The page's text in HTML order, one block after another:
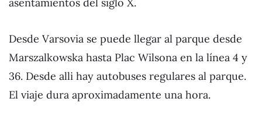
asentamientos del siglo X.
Desde Varsovia se puede llegar al parque desde
Marszalkowska hasta Plac Wilsona en la línea 4 y
36. Desde alli hay autobuses regulares al parque.
El viaje dura aproximadamente una hora.